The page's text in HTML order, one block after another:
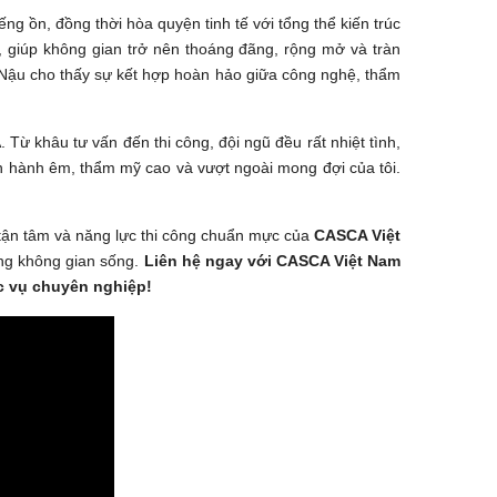
ồn, đồng thời hòa quyện tinh tế với tổng thể kiến trúc
không gian trở nên thoáng đãng, rộng mở và tràn
cho thấy sự kết hợp hoàn hảo giữa công nghệ, thẩm
khâu tư vấn đến thi công, đội ngũ đều rất nhiệt tình,
êm, thẩm mỹ cao và vượt ngoài mong đợi của tôi.
tâm và năng lực thi công chuẩn mực của CASCA Việt
không gian sống. Liên hệ ngay với CASCA Việt Nam
vụ chuyên nghiệp!